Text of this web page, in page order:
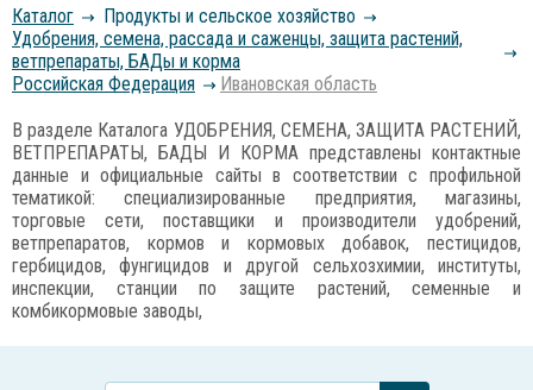
Каталог
Продукты и сельское хозяйство
Удобрения, семена, рассада и саженцы, защита растений,
ветпрепараты, БАДы и корма
Российcкая Федерация
Ивановская область
В разделе Каталога УДОБРЕНИЯ, СЕМЕНА, ЗАЩИТА РАСТЕНИЙ,
ВЕТПРЕПАРАТЫ, БАДЫ И КОРМА представлены контактные
данные и официальные сайты в соответствии с профильной
тематикой: специализированные предприятия, магазины,
торговые сети, поставщики и производители удобрений,
ветпрепаратов, кормов и кормовых добавок, пестицидов,
гербицидов, фунгицидов и другой сельхозхимии, институты,
инспекции, станции по защите растений, семенные и
комбикормовые заводы,